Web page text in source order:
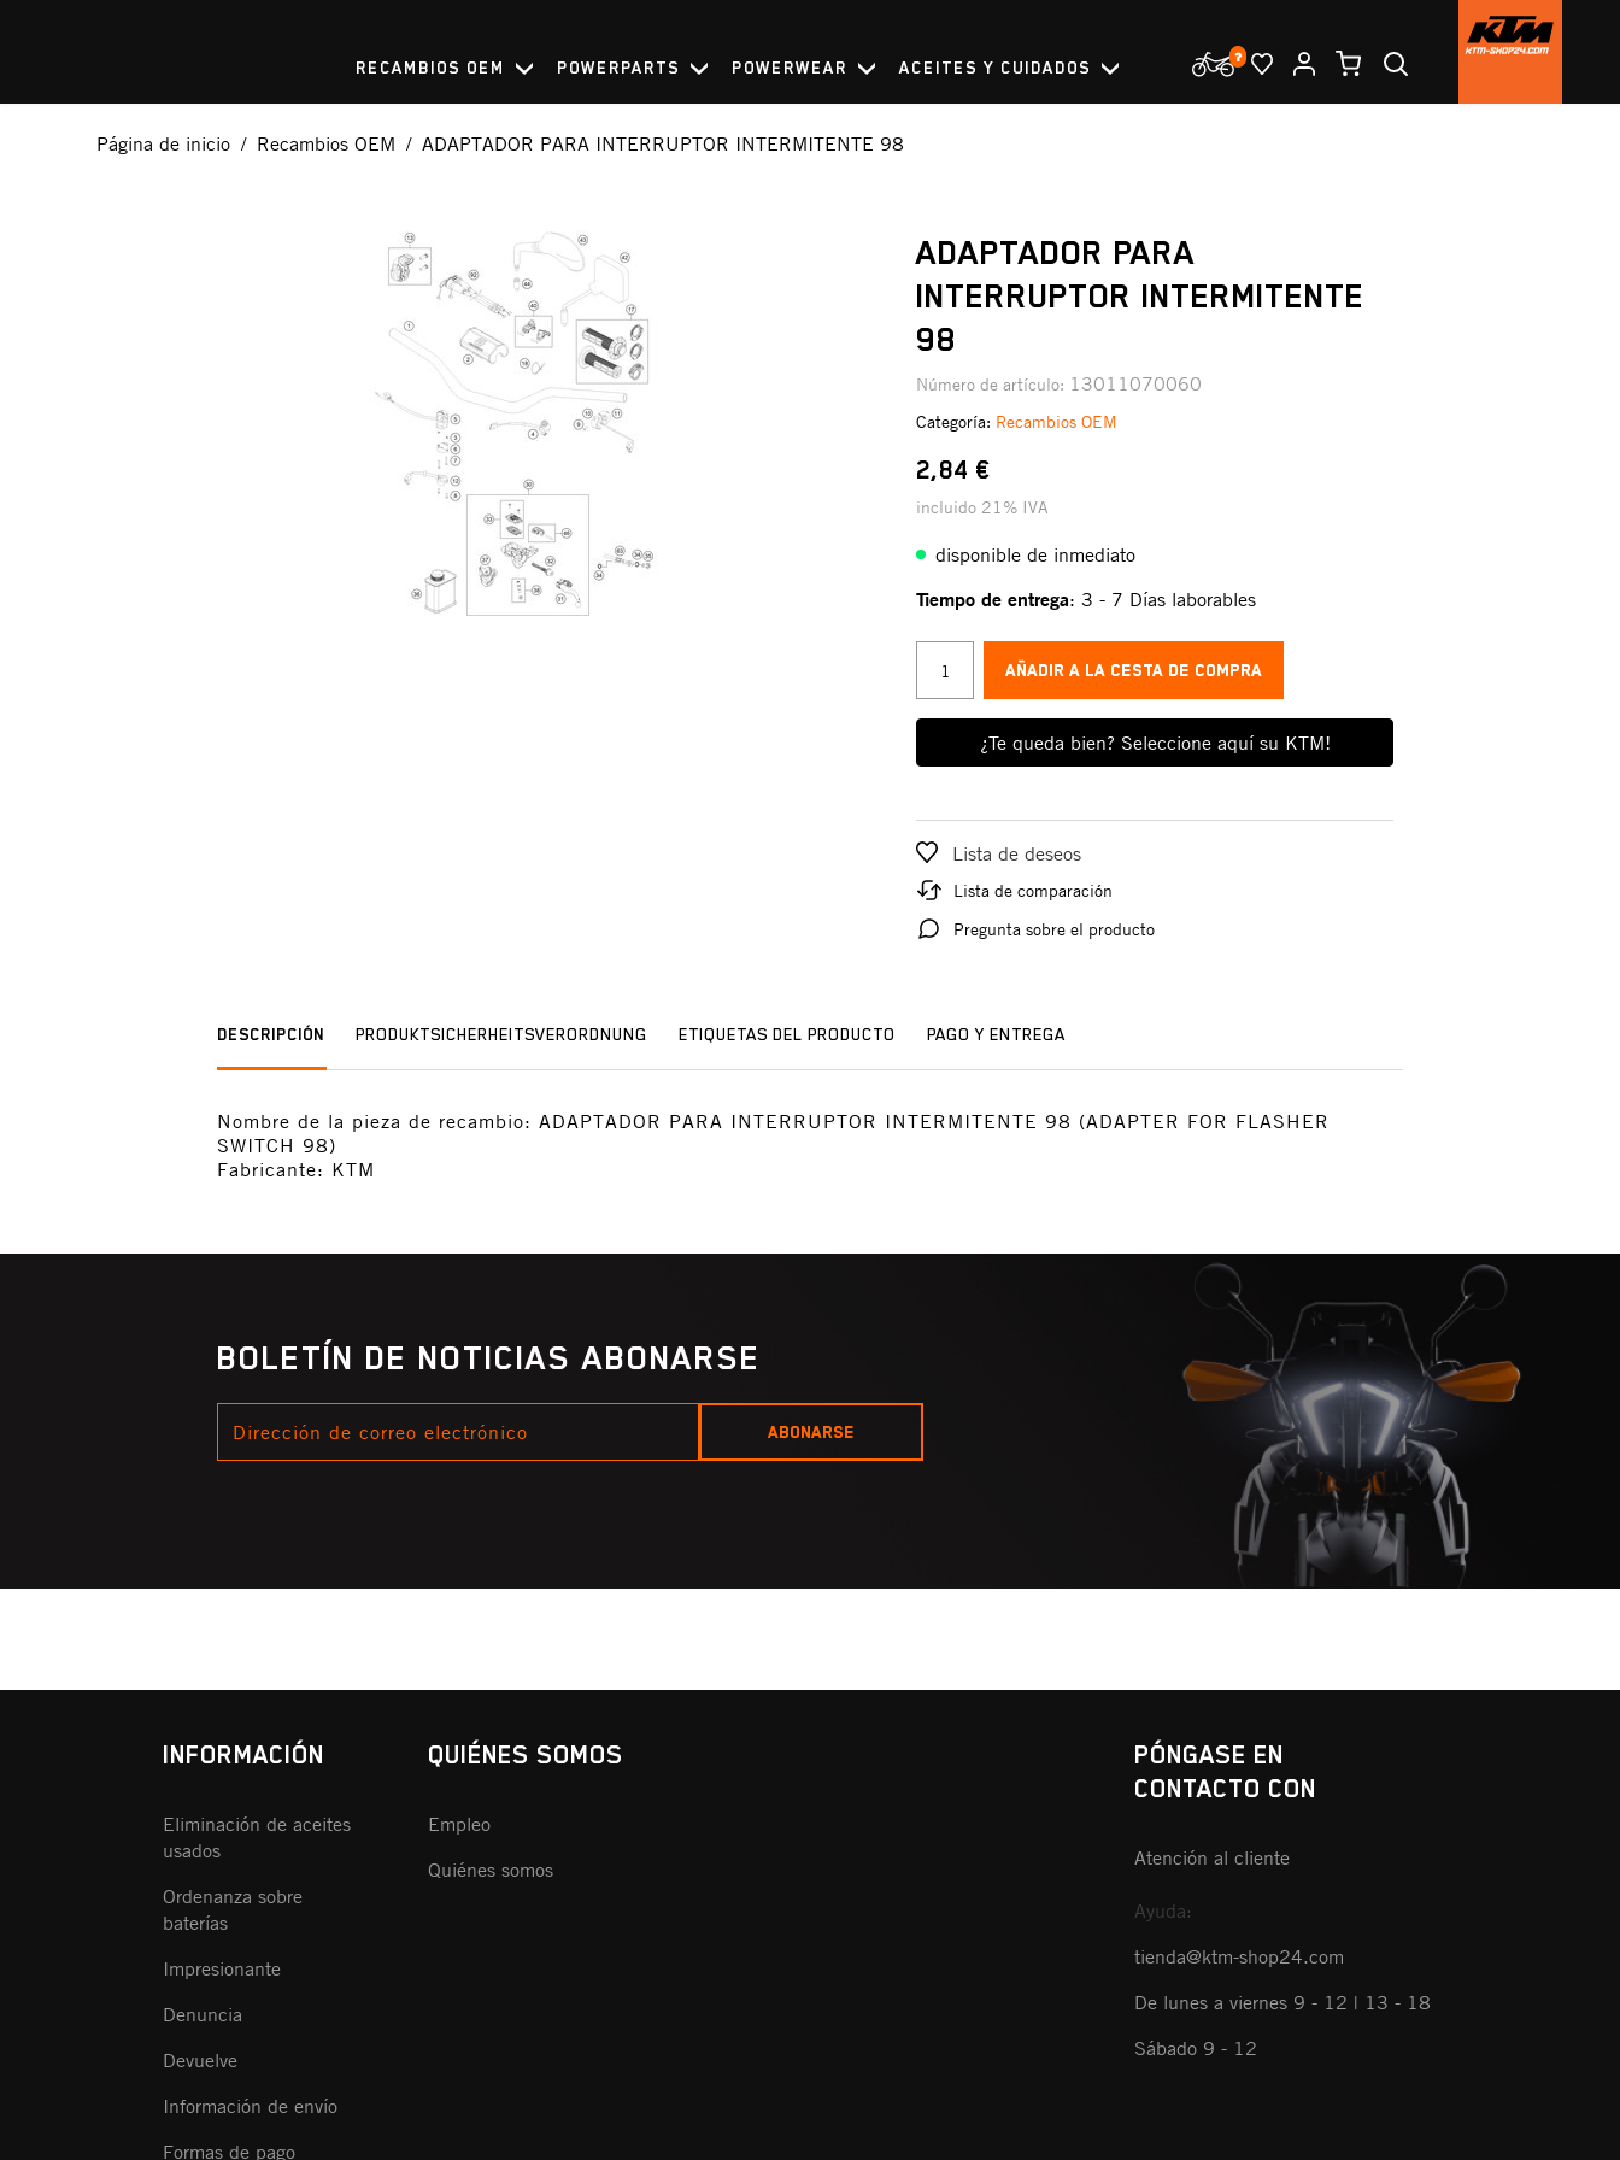
RECAMBIOS OEM POWERPARTS POWERWEAR ACEITES Y CUIDADOS
Página de inicio Recambios OEM ADAPTADOR PARA INTERRUPTOR INTERMITENTE 98
ADAPTADOR PARA
INTERRUPTOR INTERMITENTE
98
Número de artículo: 13011070060
Categoría: Recambios OEM
2,84 €
incluido 21% IVA
disponible de inmediato
Tiempo de entrega: 3 - 7 Días laborables
¿Te queda bien? Seleccione aquí su KTM!
AÑADIR A LA CESTA DE COMPRA
Lista de deseos
Lista de comparación
Pregunta sobre el producto
DESCRIPCIÓN PRODUKTSICHERHEITSVERORDNUNG ETIQUETAS DEL PRODUCTO PAGO Y ENTREGA
Nombre de la pieza de recambio: ADAPTADOR PARA INTERRUPTOR INTERMITENTE 98 (ADAPTER FOR FLASHER
SWITCH 98)
Fabricante: KTM
BOLETÍN DE NOTICIAS ABONARSE
ABONARSE
INFORMACIÓN
Eliminación de aceites
usados
Ordenanza sobre
baterías
Impresionante
Denuncia
Devuelve
Información de envío
Formas de pago
QUIÉNES SOMOS
Empleo
Quiénes somos
PÓNGASE EN
CONTACTO CON
Atención al cliente
Ayuda:
tienda@ktm-shop24.com
De lunes a viernes 9 - 12 | 13 - 18
Sábado 9 - 12